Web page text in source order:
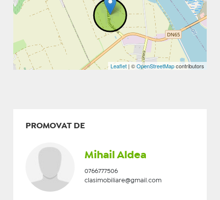
Leaflet | ©OpenStreetMapcontributors
PROMOVAT DE
Mihail Aldea
0766777506
clasimobiliare@gmail.com